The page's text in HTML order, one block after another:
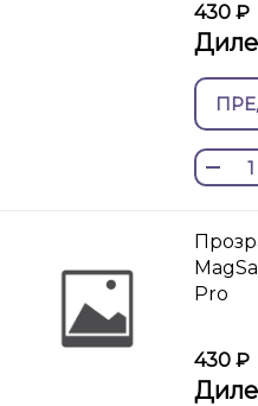
430 ₽
Pro
430 ₽